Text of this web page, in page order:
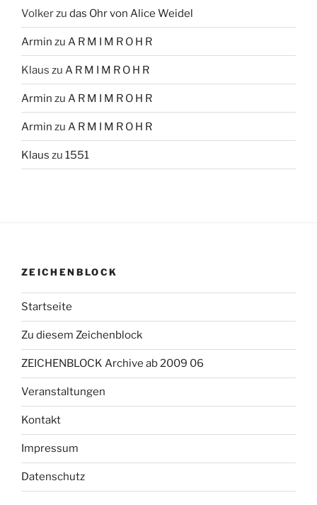
Volkerzu das Ohr von Alice Weidel
Armin zu A R M I M R O H R
Klaus zu A R M I M R O H R
Armin zu A R M I M R O H R
Armin zu A R M I M R O H R
Klaus zu 1551
ZEICHENBLOCK
Startseite
Zu diesem Zeichenblock
ZEICHENBLOCK Archive ab 2009 06
Veranstaltungen
Kontakt
Impressum
Datenschutz